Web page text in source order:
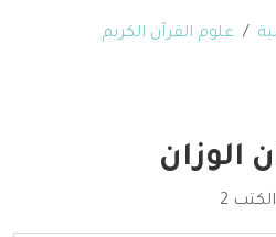
علوم القرآن الكريم
الوزان
الكتب 2